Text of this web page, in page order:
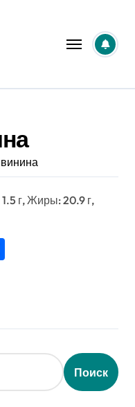
г, Жиры: 20.9 г,
Поиск